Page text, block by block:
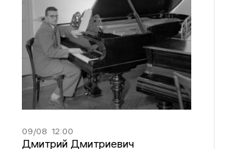
09/08 12:00
Дмитрий Дмитриевич